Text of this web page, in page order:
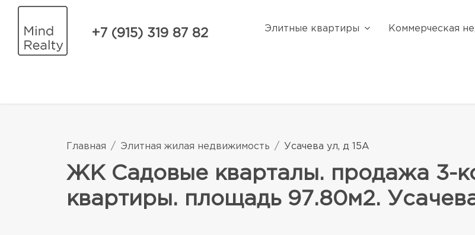
+7 (915) 319 87 82 Элитные квартиры Коммерческая
Главная Элитная жилая недвижимость Усачева ул, д 15А
ЖК Садовые кварталы. продажа 3-
квартиры. площадь 97.80м2.